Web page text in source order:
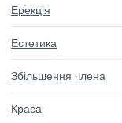
Ерекція
Естетика
Збільшення члена
Краса